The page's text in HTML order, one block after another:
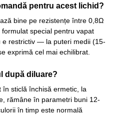
pentru acest lichid?
bine pe rezistențe între 0,8Ω
special pentru vapat
e restrictiv — la puteri medii (15-
exprimă cel mai echilibrat.
după diluare?
sticlă închisă ermetic, la
rămâne în parametri buni 12-
în timp este normală